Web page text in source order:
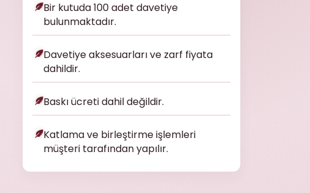
Bir kutuda 100 adet davetiye
bulunmaktadır.
Davetiye aksesuarları ve zarf fiyata
dahildir.
Baskı ücreti dahil değildir.
Katlama ve birleştirme işlemleri
müşteri tarafından yapılır.